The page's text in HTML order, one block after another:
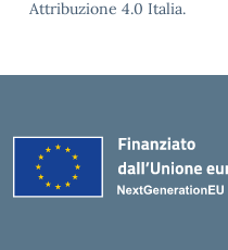
Attribuzione 4.0 Italia.